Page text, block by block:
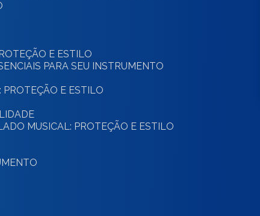
E ESTILO
PARA SEU INSTRUMENTO
PROTEÇÃO E ESTILO
MUSICAL: PROTEÇÃO E ESTILO